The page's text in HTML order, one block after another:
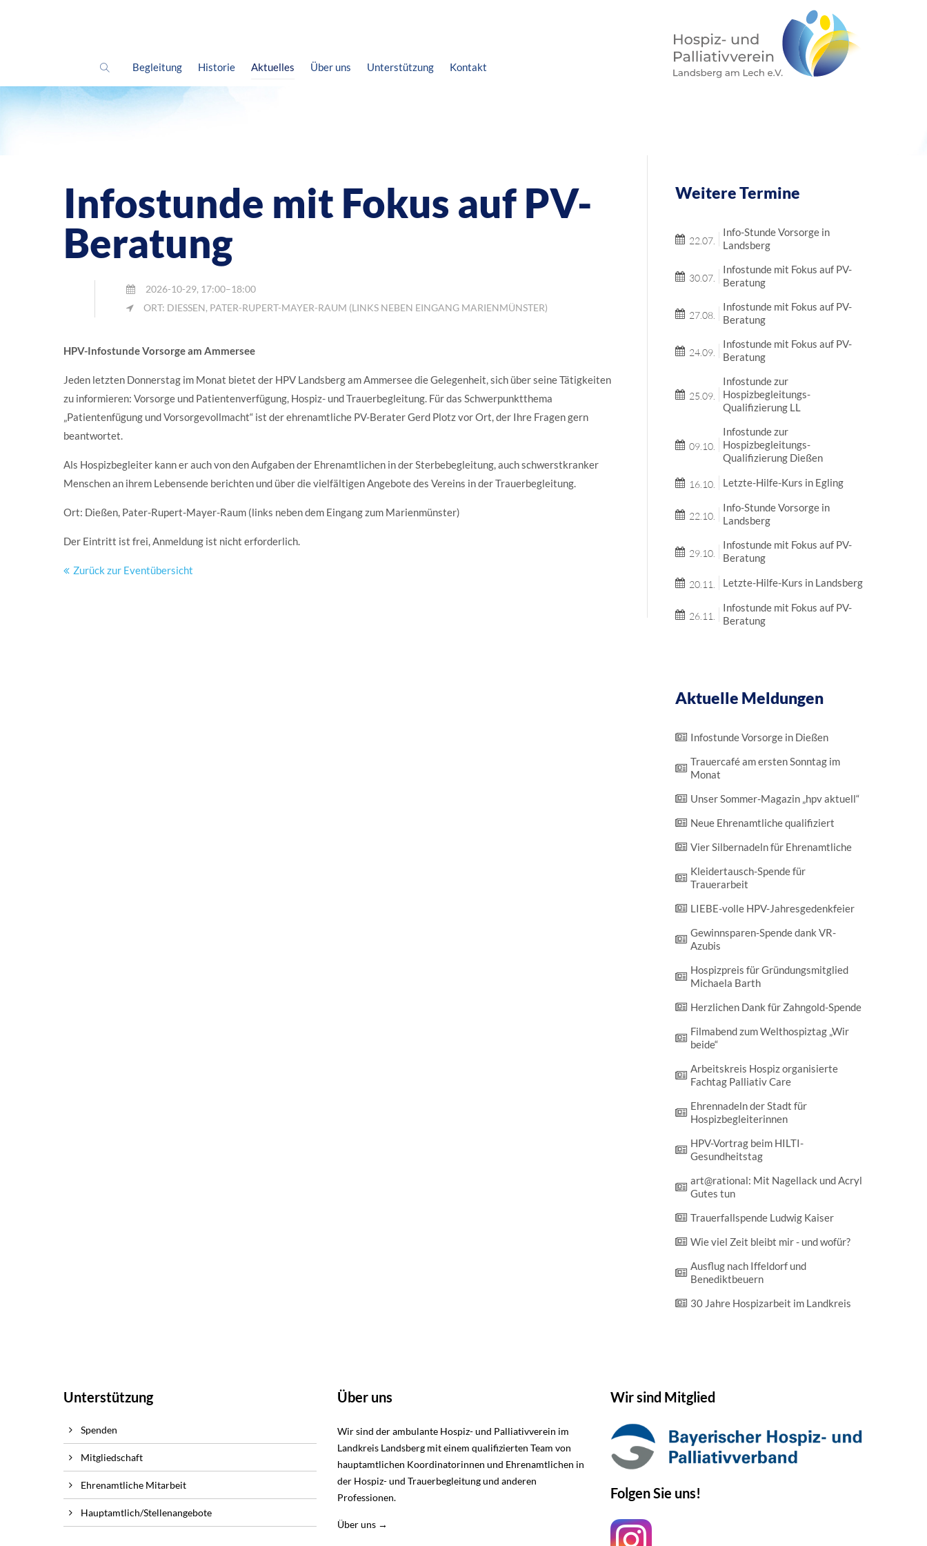
Begleitung Historie Aktuelles Über uns Unterstützung Kontakt
Infostunde mit Fokus auf PV-
Beratung
2026-10-29, 17:00–18:00
ORT: DIESSEN, PATER-RUPERT-MAYER-RAUM (LINKS NEBEN EINGANG MARIENMÜNSTER)
HPV-Infostunde Vorsorge am Ammersee
Jeden letzten Donnerstag im Monat bietet der HPV Landsberg am Ammersee die Gelegenheit, sich über seine Tätigkeiten
zu informieren: Vorsorge und Patientenverfügung, Hospiz- und Trauerbegleitung. Für das Schwerpunktthema
„Patientenfügung und Vorsorgevollmacht“ ist der ehrenamtliche PV-Berater Gerd Plotz vor Ort, der Ihre Fragen gern
beantwortet.
Als Hospizbegleiter kann er auch von den Aufgaben der Ehrenamtlichen in der Sterbebegleitung, auch schwerstkranker
Menschen an ihrem Lebensende berichten und über die vielfältigen Angebote des Vereins in der Trauerbegleitung.
Ort: Dießen, Pater-Rupert-Mayer-Raum (links neben dem Eingang zum Marienmünster)
Der Eintritt ist frei, Anmeldung ist nicht erforderlich.
Zurück zur Eventübersicht
Weitere Termine
22.07.
Info-Stunde Vorsorge in
Landsberg
30.07.
Infostunde mit Fokus auf PV-
Beratung
27.08.
Infostunde mit Fokus auf PV-
Beratung
24.09.
Infostunde mit Fokus auf PV-
Beratung
25.09.
Infostunde zur
Hospizbegleitungs-
Qualifizierung LL
09.10.
Infostunde zur
Hospizbegleitungs-
Qualifizierung Dießen
16.10. Letzte-Hilfe-Kurs in Egling
22.10.
Info-Stunde Vorsorge in
Landsberg
29.10.
Infostunde mit Fokus auf PV-
Beratung
20.11. Letzte-Hilfe-Kurs in Landsberg
26.11.
Infostunde mit Fokus auf PV-
Beratung
Aktuelle Meldungen
Infostunde Vorsorge in Dießen
Trauer­café am ersten Sonntag im
Monat
Unser Sommer-Magazin „hpv aktuell“
Neue Ehrenamtliche qualifiziert
Vier Silber­nadeln für Ehrenamtliche
Kleidertausch-Spende für
Trauerarbeit
LIEBE-volle HPV-Jahres­gedenk­feier
Gewinn­sparen-Spende dank VR-
Azubis
Hospizpreis für Gründungsmitglied
Michaela Barth
Herzlichen Dank für Zahngold-Spende
Film­abend zum Welt­hospiz­tag „Wir
beide“
Arbeitskreis Hospiz organisierte
Fachtag Palliativ Care
Ehrennadeln der Stadt für
Hospizbegleiterinnen
HPV-Vortrag beim HILTI-
Gesundheitstag
art@rational: Mit Nagellack und Acryl
Gutes tun
Trauerfallspende Ludwig Kaiser
Wie viel Zeit bleibt mir - und wofür?
Ausflug nach Iffeldorf und
Benediktbeuern
30 Jahre Hospizarbeit im Landkreis
Unterstützung
Spenden
Mitgliedschaft
Ehrenamtliche Mitarbeit
Hauptamtlich/Stellenangebote
Über uns
Wir sind der ambulante Hospiz- und Palliativverein im
Landkreis Landsberg mit einem qualifizierten Team von
hauptamtlichen Koordinatorinnen und Ehrenamtlichen in
der Hospiz- und Trauerbegleitung und anderen
Professionen.
Über uns →
Wir sind Mitglied
Folgen Sie uns!